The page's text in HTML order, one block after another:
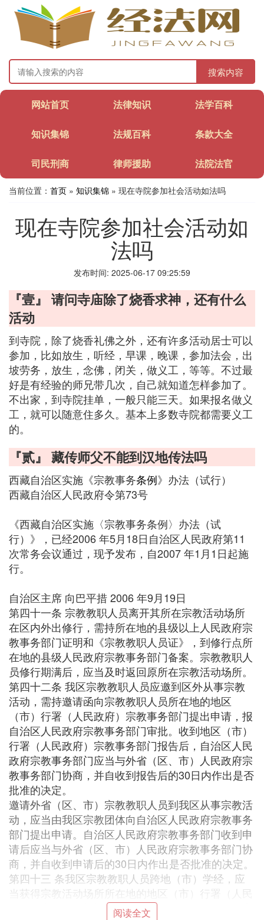
搜索内容
网站首页 法律知识 法学百科
知识集锦 法规百科 条款大全
司民刑商 律师援助 法院法官
当前位置： 首页 » 知识集锦 » 现在寺院参加社会活动如法吗
现在寺院参加社会活动如
法吗
发布时间: 2025-06-17 09:25:59
『壹』 请问寺庙除了烧香求神，还有什么
活动
到寺院，除了烧香礼佛之外，还有许多活动居士可以
参加，比如放生，听经，早课，晚课，参加法会，出
坡劳务，放生，念佛，闭关，做义工，等等。不过最
好是有经验的师兄带几次，自己就知道怎样参加了。
不出家，到寺院挂单，一般只能三天。如果报名做义
工，就可以随意住多久。基本上多数寺院都需要义工
的。
『贰』 藏传师父不能到汉地传法吗
西藏自治区实施《宗教事务条例》办法（试行）
西藏自治区人民政府令第73号
《西藏自治区实施〈宗教事务条例〉办法（试
行）》，已经2006 年5月18日自治区人民政府第11
次常务会议通过，现予发布，自2007 年1月1日起施
行。
自治区主席 向巴平措 2006 年9月19日
第四十一条 宗教教职人员离开其所在宗教活动场所
在区内外出修行，需持所在地的县级以上人民政府宗
教事务部门证明和《宗教教职人员证》，到修行点所
在地的县级人民政府宗教事务部门备案。宗教教职人
员修行期满后，应当及时返回原所在宗教活动场所。
第四十二条 我区宗教教职人员应邀到区外从事宗教
活动，需持邀请函向宗教教职人员所在地的地区
（市）行署（人民政府）宗教事务部门提出申请，报
自治区人民政府宗教事务部门审批。收到地区（市）
行署（人民政府）宗教事务部门报告后，自治区人民
政府宗教事务部门应当与外省（区、市）人民政府宗
教事务部门协商，并自收到报告后的30日内作出是否
批准的决定。
邀请外省（区、市）宗教教职人员到我区从事宗教活
动，应当由我区宗教团体向自治区人民政府宗教事务
部门提出申请。自治区人民政府宗教事务部门收到申
请后应当与外省（区、市）人民政府宗教事务部门协
商，并自收到申请后的30日内作出是否批准的决定。
第四十三 条我区宗教教职人员跨地（市）学经，应
当获得宗教活动场所所在地的地区（市）行署（人民
政府）宗教事务部门的批准，并报自治区人民政府宗
阅读全文